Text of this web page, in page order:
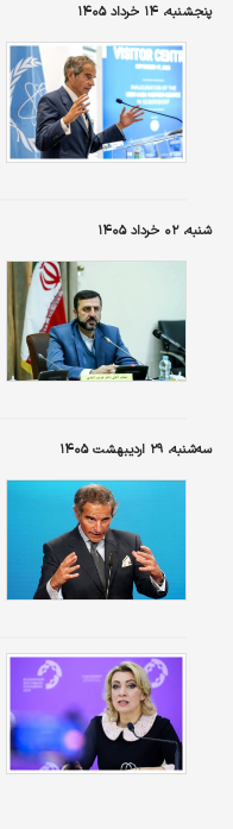
پنجشنبه، ۱۴ خرداد ۱۴۰۵
شنبه، ۰۲ خرداد ۱۴۰۵
سه‌شنبه، ۲۹ اردیبهشت ۱۴۰۵